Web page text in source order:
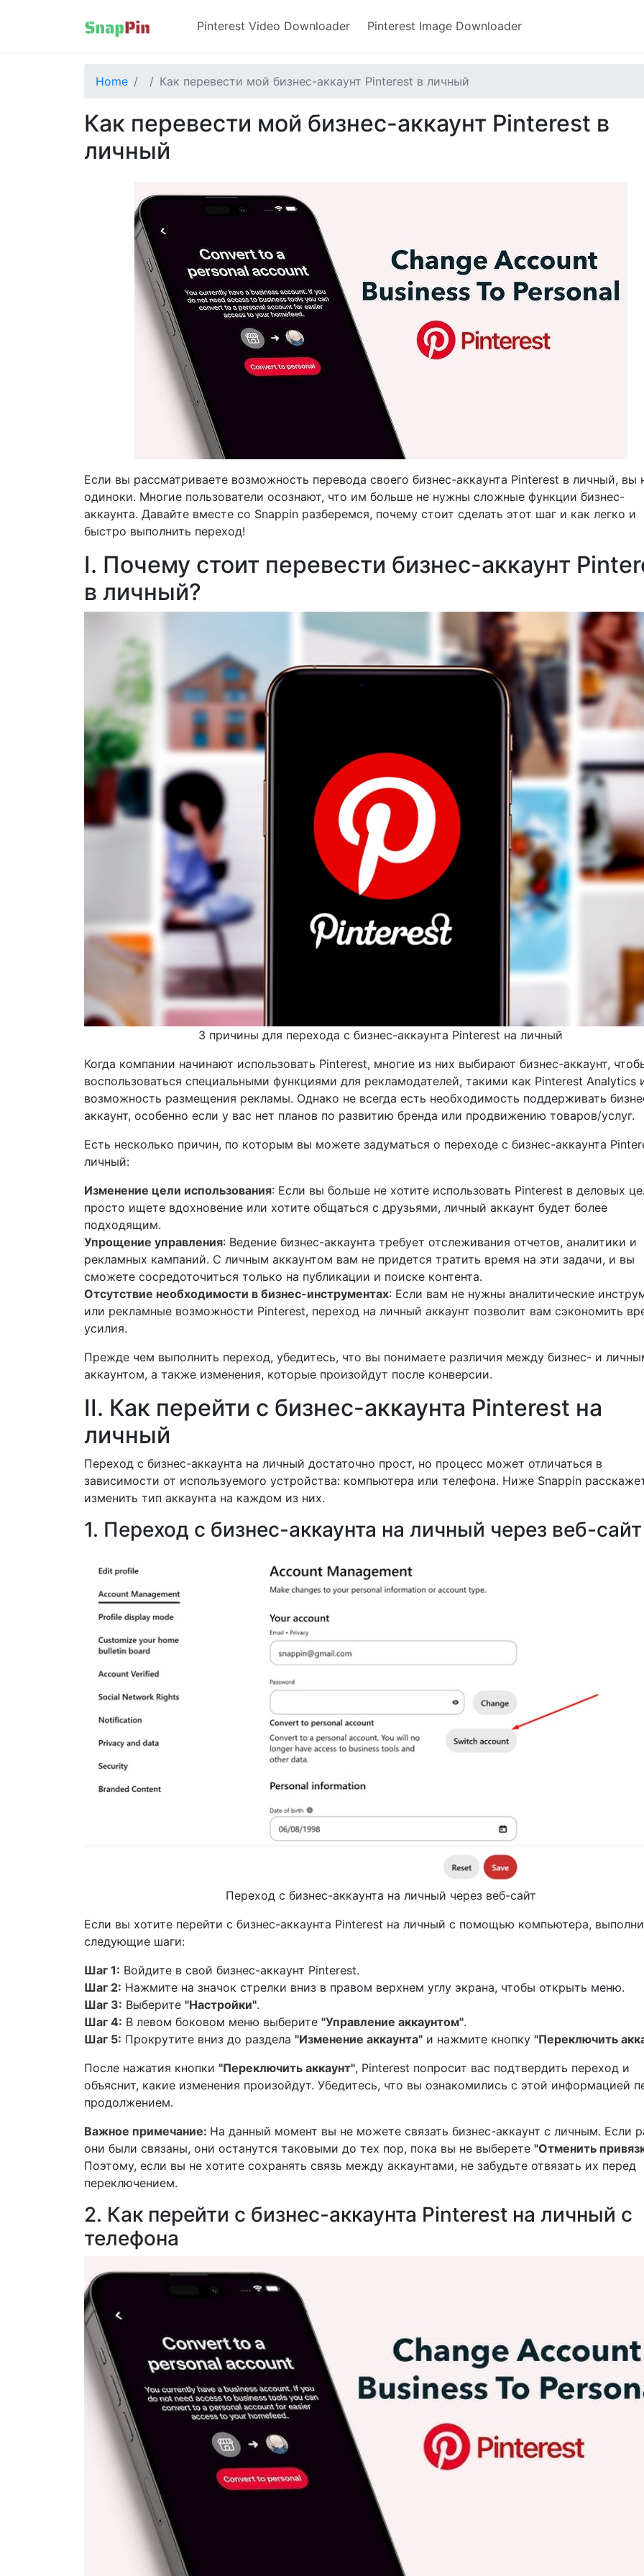
Pinterest Video Downloader Pinterest Image Downloader
Home Как перевести мой бизнес-аккаунт Pinterest в личный
Как перевести мой бизнес-аккаунт Pinterest в
личный
Если вы рассматриваете возможность перевода своего бизнес-аккаунта Pinterest в личный, вы
одиноки. Многие пользователи осознают, что им больше не нужны сложные функции бизнес-
аккаунта. Давайте вместе со Snappin разберемся, почему стоит сделать этот шаг и как легко и
быстро выполнить переход!
I. Почему стоит перевести бизнес-аккаунт
в личный?
3 причины для перехода с бизнес-аккаунта Pinterest на личный
Когда компании начинают использовать Pinterest, многие из них выбирают бизнес-аккаунт,
воспользоваться специальными функциями для рекламодателей, такими как Pinterest Analytics
возможность размещения рекламы. Однако не всегда есть необходимость поддерживать
аккаунт, особенно если у вас нет планов по развитию бренда или продвижению товаров/услуг.
Есть несколько причин, по которым вы можете задуматься о переходе с бизнес-аккаунта
личный:
Изменение цели использования: Если вы больше не хотите использовать Pinterest в деловых
просто ищете вдохновение или хотите общаться с друзьями, личный аккаунт будет более
подходящим.
Упрощение управления: Ведение бизнес-аккаунта требует отслеживания отчетов, аналитики и
рекламных кампаний. С личным аккаунтом вам не придется тратить время на эти задачи, и вы
сможете сосредоточиться только на публикации и поиске контента.
Отсутствие необходимости в бизнес-инструментах: Если вам не нужны аналитические
или рекламные возможности Pinterest, переход на личный аккаунт позволит вам сэкономить
усилия.
Прежде чем выполнить переход, убедитесь, что вы понимаете различия между бизнес- и
аккаунтом, а также изменения, которые произойдут после конверсии.
II. Как перейти с бизнес-аккаунта Pinterest на
личный
Переход с бизнес-аккаунта на личный достаточно прост, но процесс может отличаться в
зависимости от используемого устройства: компьютера или телефона. Ниже Snappin
изменить тип аккаунта на каждом из них.
1. Переход с бизнес-аккаунта на личный через веб-сайт
Переход с бизнес-аккаунта на личный через веб-сайт
Если вы хотите перейти с бизнес-аккаунта Pinterest на личный с помощью компьютера,
следующие шаги:
Шаг 1: Войдите в свой бизнес-аккаунт Pinterest.
Шаг 2: Нажмите на значок стрелки вниз в правом верхнем углу экрана, чтобы открыть меню.
Шаг 3: Выберите "Настройки".
Шаг 4: В левом боковом меню выберите "Управление аккаунтом".
Шаг 5: Прокрутите вниз до раздела "Изменение аккаунта" и нажмите кнопку "Переключить
После нажатия кнопки "Переключить аккаунт", Pinterest попросит вас подтвердить переход и
объяснит, какие изменения произойдут. Убедитесь, что вы ознакомились с этой информацией
продолжением.
Важное примечание: На данный момент вы не можете связать бизнес-аккаунт с личным. Если
они были связаны, они останутся таковыми до тех пор, пока вы не выберете "Отменить
Поэтому, если вы не хотите сохранять связь между аккаунтами, не забудьте отвязать их перед
переключением.
2. Как перейти с бизнес-аккаунта Pinterest на личный с
телефона